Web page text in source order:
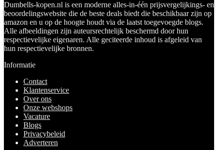
Dumbells-kopen.nl is een moderne alles-in-één prijsvergelijkings- en
beoordelingswebsite die de beste deals biedt die beschikbaar zijn op
amazon en u op de hoogte houdt via de laatst toegevoegde blogs.
Alle afbeeldingen zijn auteursrechtelijk beschermd door hun
respectievelijke eigenaren. Alle geciteerde inhoud is afgeleid van
hun respectievelijke bronnen.
Informatie
Contact
Klantenservice
Over ons
Onze webshops
Vacature
Blogs
Privacybeleid
Adverteren